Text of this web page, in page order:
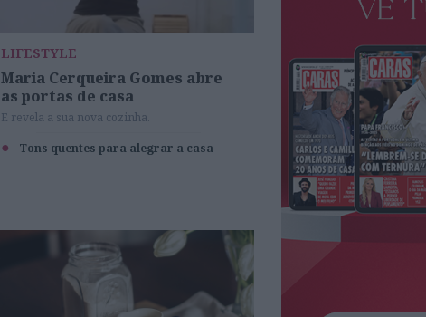
LIFESTYLE
Maria Cerqueira Gomes abre
as portas de casa
E revela a sua nova cozinha.
Tons quentes para alegrar a casa